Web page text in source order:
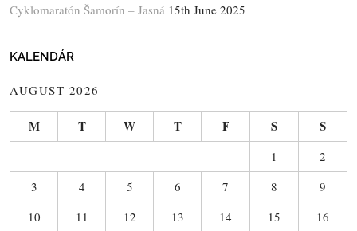
Cyklomaratón Šamorín – Jasná 15th June 2025
KALENDÁR
AUGUST 2026
M T W T F S S
1
2
3
4 5 6 7 8
9
10
11 12 13 14 15
16